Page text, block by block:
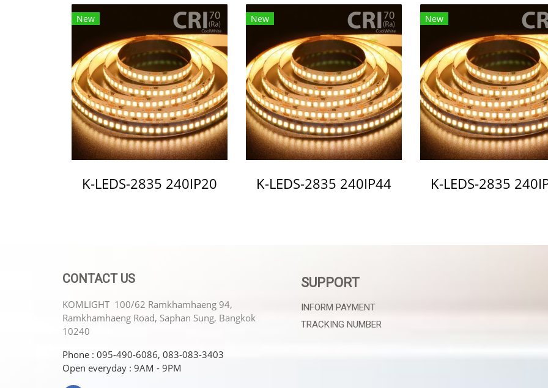
New
K-LEDS-2835 240IP20
New
K-LEDS-2835 240IP44
New
K-LEDS-2835
CONTACT US
KOMLIGHT 100/62 Ramkhamhaeng 94,
Ramkhamhaeng Road, Saphan Sung, Bangkok
10240
Phone : 095-490-6086, 083-083-3403
Open everyday : 9AM - 9PM
SUPPORT
INFORM PAYMENT
TRACKING NUMBER